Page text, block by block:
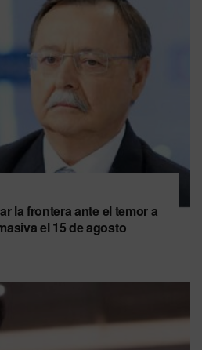
la frontera ante el temor a
el 15 de agosto